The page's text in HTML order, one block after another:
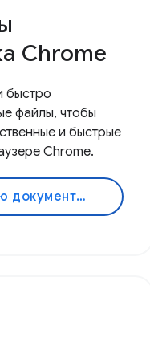
Chrome
быстро
файлы, чтобы
и быстрые
Chrome.
Посмотреть всю документацию